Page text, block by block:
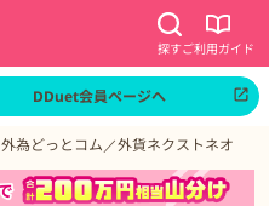
探すご利用ガイド
DDuet会員ページへ
外為どっとコム／外貨ネクストネオ